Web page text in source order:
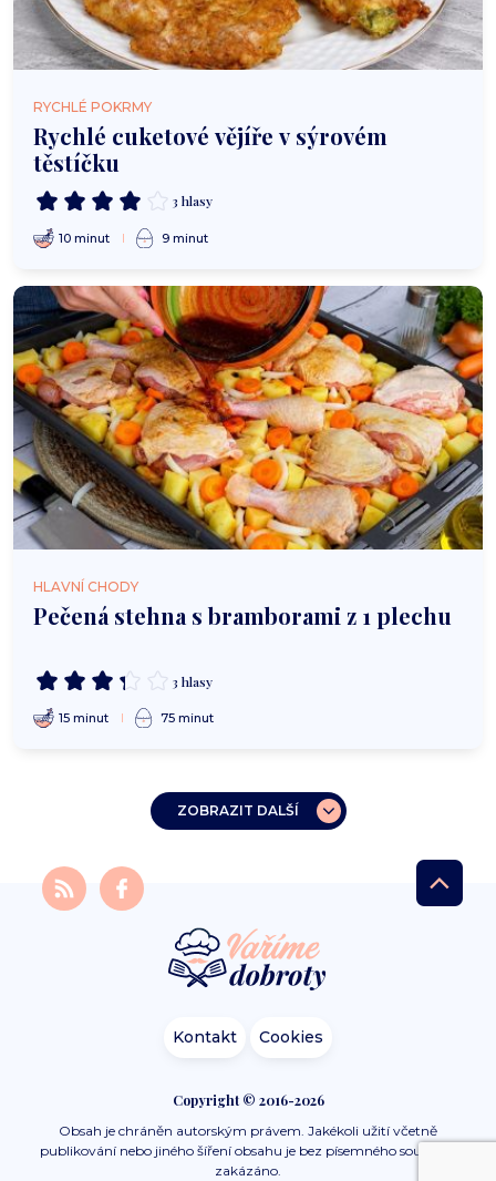
RYCHLÉ POKRMY
Rychlé cuketové vějíře v sýrovém
těstíčku
3 hlasy
10 minut 9 minut
HLAVNÍ CHODY
Pečená stehna s bramborami z 1 plechu
3 hlasy
15 minut 75 minut
ZOBRAZIT DALŠÍ
Kontakt Cookies
Copyright © 2016-2026
Obsah je chráněn autorským právem. Jakékoli užití včetně
publikování nebo jiného šíření obsahu je bez písemného souhlasu
zakázáno.